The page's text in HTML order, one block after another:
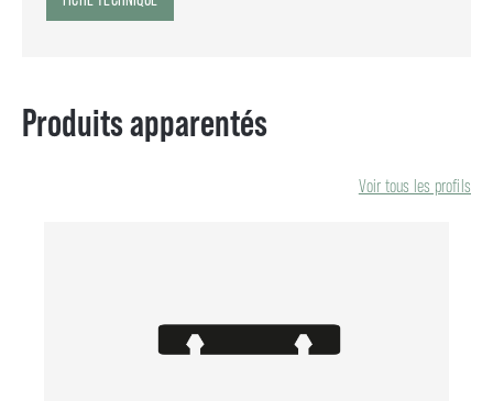
Produits apparentés
Voir tous les profils